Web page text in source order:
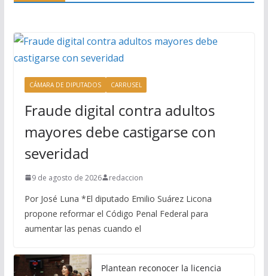
CÁMARA DE DIPUTADOS CARRUSEL
Fraude digital contra adultos
mayores debe castigarse con
severidad
9 de agosto de 2026 redaccion
Por José Luna *El diputado Emilio Suárez Licona
propone reformar el Código Penal Federal para
aumentar las penas cuando el
Plantean reconocer la licencia